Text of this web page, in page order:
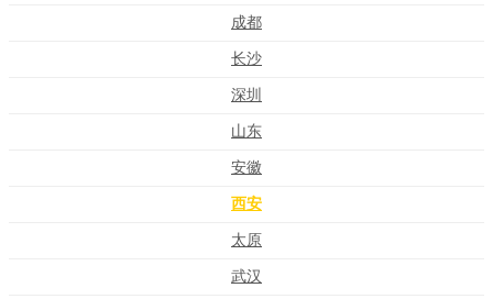
成都
长沙
深圳
山东
安徽
西安
太原
武汉